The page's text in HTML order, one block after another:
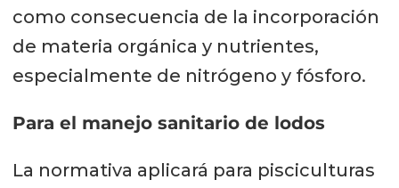
como consecuencia de la incorporación
de materia orgánica y nutrientes,
especialmente de nitrógeno y fósforo.
Para el manejo sanitario de lodos
La normativa aplicará para pisciculturas